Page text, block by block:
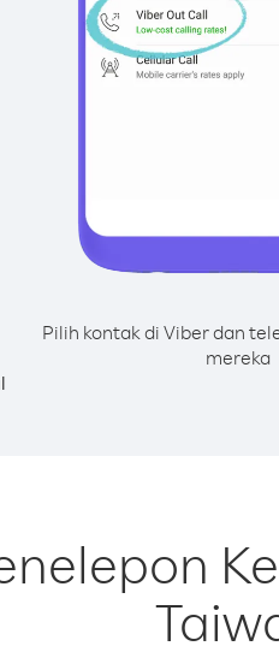
Pilih kontak di Viber dan
mereka